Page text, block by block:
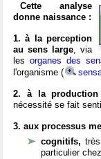
Cette analyse
donne naissance :
1. à la perception
au sens large, via
lesorganes des
l'organisme (
2. à la production
nécessité se fait
3. aux processus
cognitifs,
particulier